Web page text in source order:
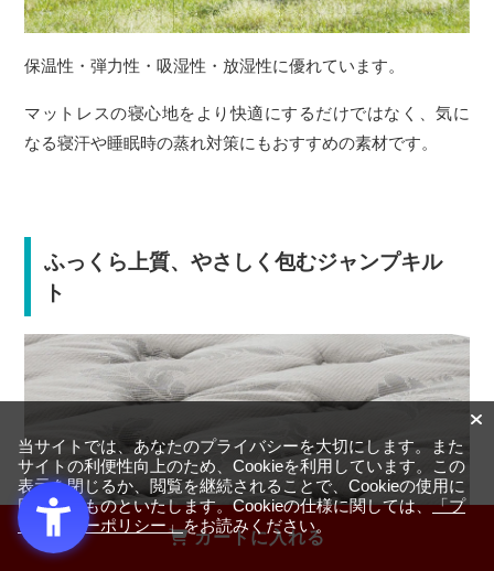
カートに入れる
保温性・弾力性・吸湿性・放湿性に優れています。
マットレスの寝心地をより快適にするだけではなく、気に
なる寝汗や睡眠時の蒸れ対策にもおすすめの素材です。
ふっくら上質、やさしく包むジャンプキル
ト
当サイトでは、あなたのプライバシーを大切にします。また
サイトの利便性向上のため、Cookieを利用しています。この
表示を閉じるか、閲覧を継続されることで、Cookieの使用に
同意するものといたします。Cookieの仕様に関しては、「プ
ライバシーポリシー」をお読みください。